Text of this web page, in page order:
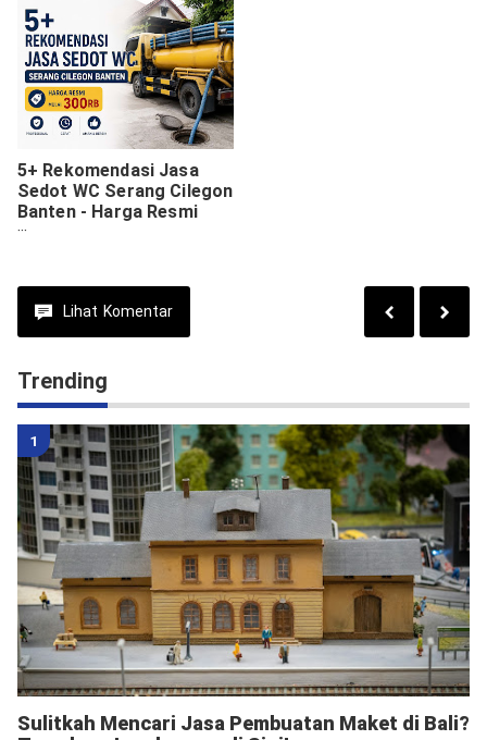
5+ Rekomendasi Jasa
Sedot WC Serang Cilegon
Banten - Harga Resmi
Mulai 300rb
Lihat Komentar
Trending
Sulitkah Mencari Jasa Pembuatan Maket di Bali?